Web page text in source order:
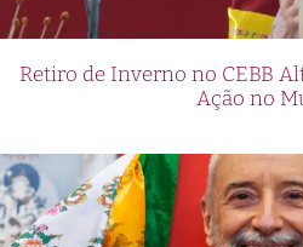
Retiro de Inverno no CEBB
Ação no